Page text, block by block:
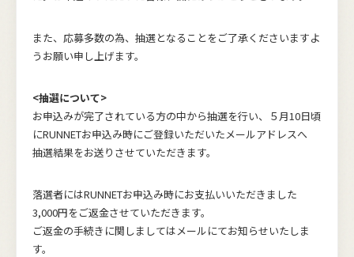
また、応募多数の為、抽選となることをご了承くださいますよ
うお願い申し上げます。
<抽選について>
お申込みが完了されている方の中から抽選を行い、５月10日頃
にRUNNETお申込み時にご登録いただいたメールアドレスへ
抽選結果をお送りさせていただきます。
落選者にはRUNNETお申込み時にお支払いいただきました
3,000円をご返金させていただきます。
ご返金の手続きに関しましてはメールにてお知らせいたしま
す。